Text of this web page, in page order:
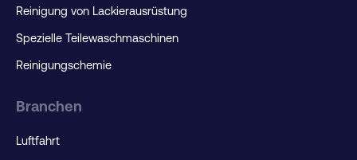
Reinigung von Lackierausrüstung
Spezielle Teilewaschmaschinen
Reinigungschemie
Branchen
Luftfahrt